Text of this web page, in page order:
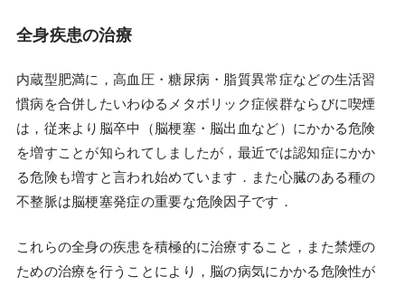
全身疾患の治療
内蔵型肥満に，高血圧・糖尿病・脂質異常症などの生活習
慣病を合併したいわゆるメタボリック症候群ならびに喫煙
は，従来より脳卒中（脳梗塞・脳出血など）にかかる危険
を増すことが知られてしましたが，最近では認知症にかか
る危険も増すと言われ始めています．また心臓のある種の
不整脈は脳梗塞発症の重要な危険因子です．
これらの全身の疾患を積極的に治療すること，また禁煙の
ための治療を行うことにより，脳の病気にかかる危険性が